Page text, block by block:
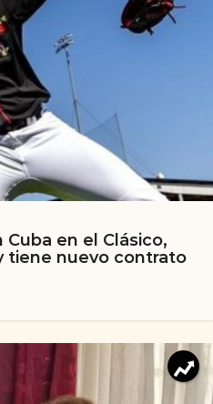
en el Clásico,
tiene nuevo contrato